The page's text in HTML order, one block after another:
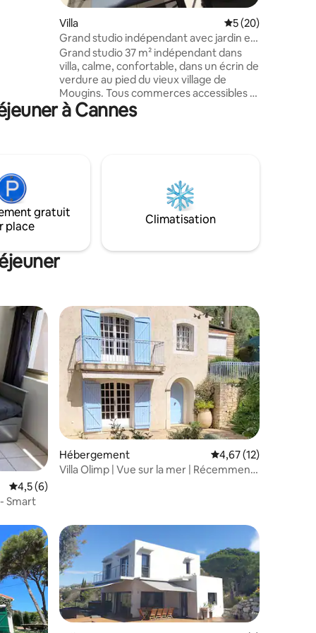
Villa Évaluation
5 (20)
Grand studio indépendant avec jardin et
piscine.
Grand studio 37 m² indépendant dans
villa, calme, confortable, dans un écrin de
verdure au pied du vieux village de
Mougins. Tous commerces accessibles à
pied (moins de 200 mètres). Un
stationnement privatif et sécurisé mis à
jacuzzi est également disponible pour
(15€/heure/personne). Équipement
bébé complet fourni.
à Cannes
gratuit
place
Climatisation
: 4,89 sur 5
Évaluation moyenne sur la base de 6 commentaires : 4,5 sur 5
4,5 (6)
Smart
Hébergement Évaluation moyenne
4,67 (12)
Villa Olimp | Vue sur la mer | Récemment
appréciés